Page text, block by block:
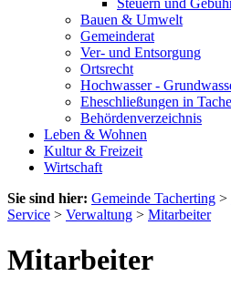
Steuern und
Bauen & Umwelt
Gemeinderat
Ver- und Entsorgung
Ortsrecht
Hochwasser -
Eheschließungen in
Behördenverzeichnis
Leben & Wohnen
Kultur & Freizeit
Wirtschaft
Sie sind hier: Gemeinde Tacherting >
Service > Verwaltung > Mitarbeiter
Mitarbeiter